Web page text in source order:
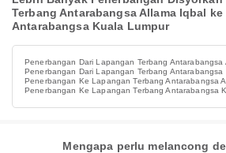
Terbang Antarabangsa Allama Iqbal
Antarabangsa Kuala Lumpur
Penerbangan Dari Lapangan Terbang Antarabangsa
Penerbangan Dari Lapangan Terbang Antarabangsa
Penerbangan Ke Lapangan Terbang Antarabangsa
Penerbangan Ke Lapangan Terbang Antarabangsa
Mengapa perlu melancong